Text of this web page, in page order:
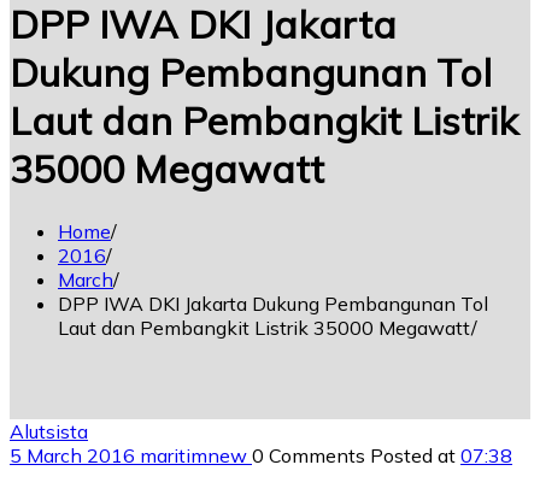
DPP IWA DKI Jakarta
Dukung Pembangunan Tol
Laut dan Pembangkit Listrik
35000 Megawatt
Home
2016
March
DPP IWA DKI Jakarta Dukung Pembangunan Tol
Laut dan Pembangkit Listrik 35000 Megawatt
Alutsista
5 March 2016 maritimnew 0 Comments Posted at 07:38